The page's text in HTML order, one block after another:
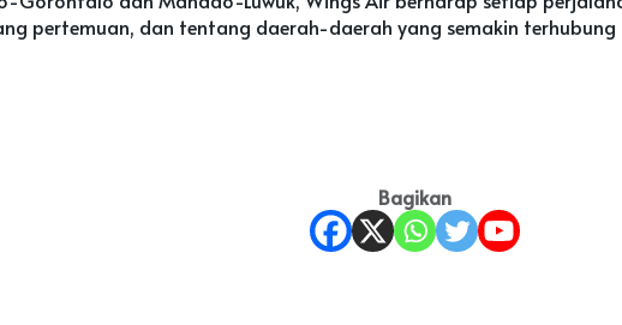
pertemuan, dan tentang daerah-daerah yang semakin
Bagikan